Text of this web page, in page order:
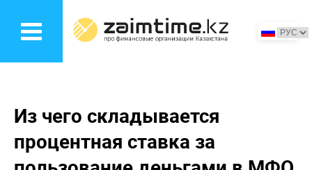
основному
Из чего складывается
процентная ставка за